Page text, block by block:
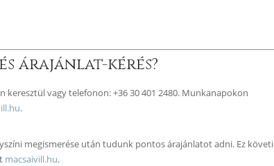
árajánlat-kérés?
keresztül vagy telefonon: +36 30 401 2480. Munkanapokon
.
megismerése után tudunk pontos árajánlatot adni. Ez követi
macsaivill.hu.